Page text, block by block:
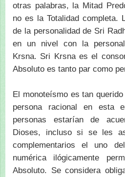
otras palabras, la Mitad
no es la Totalidad completa.
de la personalidad de Sri
en un nivel con la
Krsna. Sri Krsna es el
Absoluto es tanto par como
El monoteísmo es tan
persona racional en esta
personas estarían de
Dioses, incluso si se les
complementarios el uno
numérica ilógicamente
Absoluto. Se considera